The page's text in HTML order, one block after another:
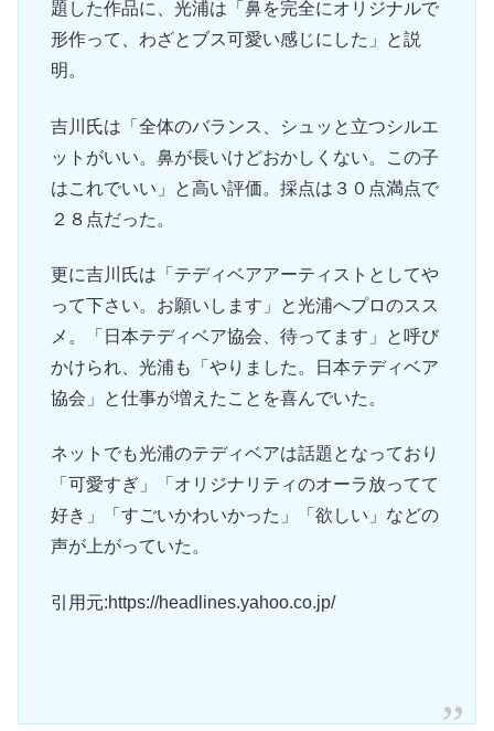
題した作品に、光浦は「鼻を完全にオリジナルで
形作って、わざとブス可愛い感じにした」と説
明。
吉川氏は「全体のバランス、シュッと立つシルエ
ットがいい。鼻が長いけどおかしくない。この子
はこれでいい」と高い評価。採点は３０点満点で
２８点だった。
更に吉川氏は「テディベアアーティストとしてや
って下さい。お願いします」と光浦へプロのスス
メ。「日本テディベア協会、待ってます」と呼び
かけられ、光浦も「やりました。日本テディベア
協会」と仕事が増えたことを喜んでいた。
ネットでも光浦のテディベアは話題となっており
「可愛すぎ」「オリジナリティのオーラ放ってて
好き」「すごいかわいかった」「欲しい」などの
声が上がっていた。
引用元:https://headlines.yahoo.co.jp/